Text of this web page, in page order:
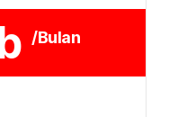
/Bulan